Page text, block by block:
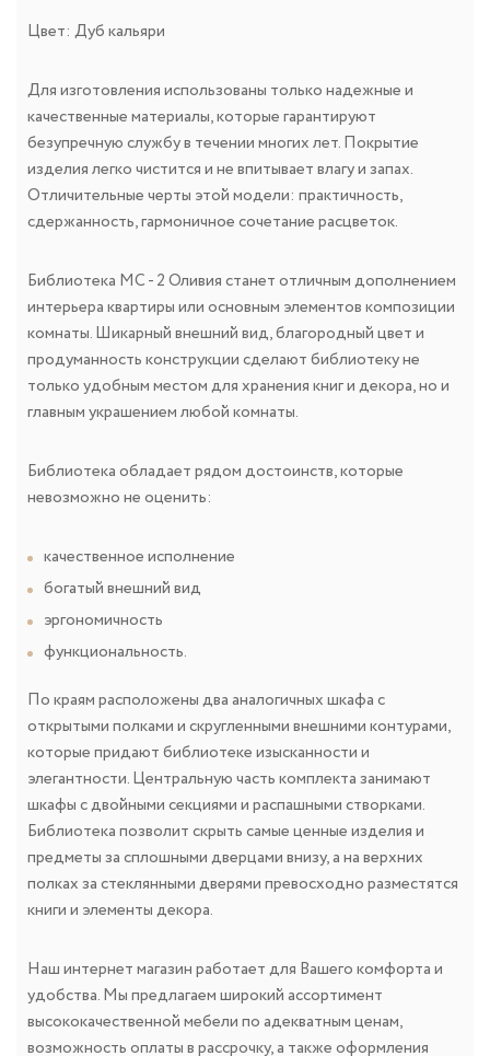
Цвет: Дуб кальяри
Для изготовления использованы только надежные и
качественные материалы, которые гарантируют
безупречную службу в течении многих лет. Покрытие
изделия легко чистится и не впитывает влагу и запах.
Отличительные черты этой модели: практичность,
сдержанность, гармоничное сочетание расцветок.
Библиотека МС - 2 Оливия станет отличным дополнением
интерьера квартиры или основным элементов композиции
комнаты. Шикарный внешний вид, благородный цвет и
продуманность конструкции сделают библиотеку не
только удобным местом для хранения книг и декора, но и
главным украшением любой комнаты.
Библиотека обладает рядом достоинств, которые
невозможно не оценить:
качественное исполнение
богатый внешний вид
эргономичность
функциональность.
По краям расположены два аналогичных шкафа с
открытыми полками и скругленными внешними контурами,
которые придают библиотеке изысканности и
элегантности. Центральную часть комплекта занимают
шкафы с двойными секциями и распашными створками.
Библиотека позволит скрыть самые ценные изделия и
предметы за сплошными дверцами внизу, а на верхних
полках за стеклянными дверями превосходно разместятся
книги и элементы декора.
Наш интернет магазин работает для Вашего комфорта и
удобства. Мы предлагаем широкий ассортимент
высококачественной мебели по адекватным ценам,
возможность оплаты в рассрочку, а также оформления